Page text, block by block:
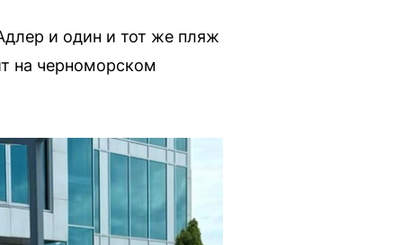
и один и тот же пляж
на черноморском